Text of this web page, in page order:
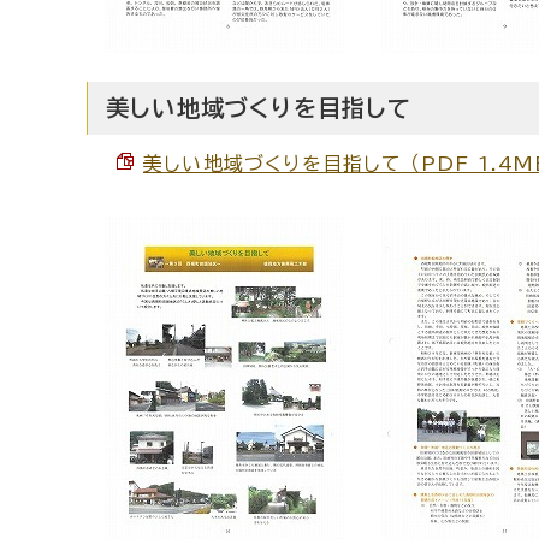
美しい地域づくりを目指して
美しい地域づくりを目指して （PDF